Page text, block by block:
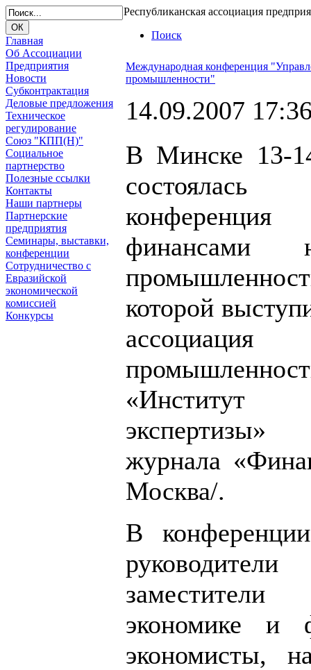
Главная
Об Ассоциации
Предприятия
Новости
Субконтрактация
Деловые предложения
Техническое
регулирование
Союз "КПП(Н)"
Социальное
партнерство
Полезные ссылки
Контакты
Наши партнеры
Партнерские
предприятия
Семинары, выставки,
конференции
Сотрудничество с
Евразийской
экономической
комиссией
Конкурсы
Республиканская ассоциация
Поиск
Международная конференция
промышленности"
14.09.2007
В Минске 13-
состоялась
финансами
которой
журнала
Москва/.
В
экономике и
экономисты,